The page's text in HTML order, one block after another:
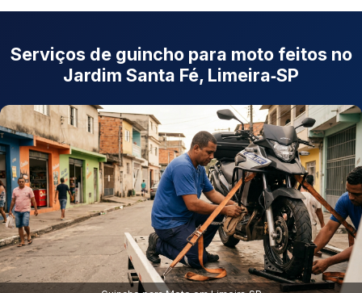
Serviços de guincho para moto feitos no
Jardim Santa Fé, Limeira‑SP